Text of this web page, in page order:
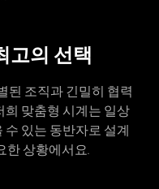
고의 선택
된 조직과 긴밀히 협력
희 맞춤형 시계는 일상
있는 동반자로 설계
한 상황에서요.